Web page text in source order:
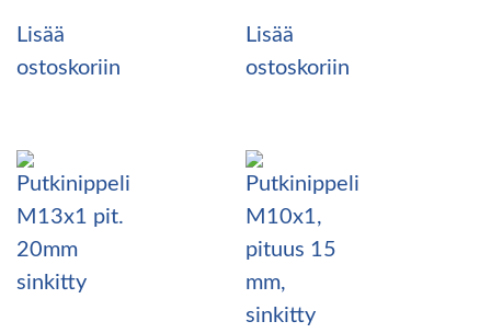
Lisää
ostoskoriin
Lisää
ostoskoriin